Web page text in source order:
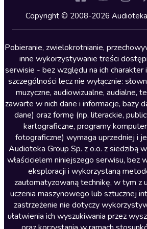
Kryminały
Lektury szkolne
Literatura anglojęzyczna
Literatura faktu
Literatura obyczajowa
Literatura piękna obca
Literatura piękna polska
Nagrania relaksacyjne
Nauka języków
Nauki humanistyczne
Podcasty i audycje
Polityka
Prasa
Copyright © 2008-2026 Audioteka
Pobieranie, zwielokrotnianie,
inne wykorzystywanie treści
serwisie - bez względu na ich
szczególności lecz nie wyłącznie:
muzyczne, audiowizualne, audialne,
zawarte w nich dane i informacje, bazy
dane) oraz formę (np. literackie,
kartograficzne, programy
fotograficzne) wymaga uprzedniej i
Audioteka Group Sp. z o.o. z siedzibą
właścicielem niniejszego serwisu, bez
eksploracji i wykorzystaną
zautomatyzowaną technikę, w tym z
uczenia maszynowego lub sztucznej
zastrzeżenie nie dotyczy
ułatwienia ich wyszukiwania przez